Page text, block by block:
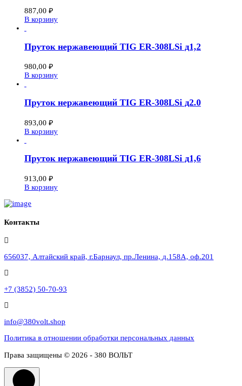
887,00 ₽
В корзину
Пруток нержавеющий TIG ER-308LSi д1,2
980,00 ₽
В корзину
Пруток нержавеющий TIG ER-308LSi д2.0
893,00 ₽
В корзину
Пруток нержавеющий TIG ER-308LSi д1,6
913,00 ₽
В корзину
Контакты
656037, Алтайский край, г.Барнаул, пр.Ленина, д.158А, оф.201
+7 (3852) 50-70-93
info@380volt.shop
Политика в отношении обработки персональных данных
Права защищены © 2026 - 380 ВОЛЬТ